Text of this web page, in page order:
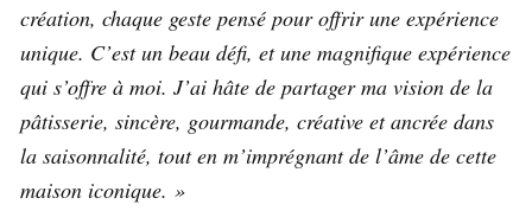
création, chaque geste pensé pour offrir une expérience
unique. C’est un beau défi, et une magnifique expérience
qui s’offre à moi. J’ai hâte de partager ma vision de la
pâtisserie, sincère, gourmande, créative et ancrée dans
la saisonnalité, tout en m’imprégnant de l’âme de cette
maison iconique. »